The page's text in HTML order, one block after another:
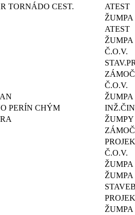
TORNÁDO CEST.
ATEST
ŽUMPA
ATEST
ŽUMPA
Č.O.V.
Č.O.V.
ŽUMPA
PERÍN CHÝM
Č.O.V.
ŽUMPA
ŽUMPA
ŽUMPA